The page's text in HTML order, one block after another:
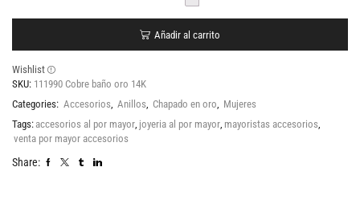
Añadir al carrito
Wishlist
SKU: 111990 Cobre baño oro 14K
Categories: Accesorios, Anillos, Chapado en oro, Mujeres
Tags: accesorios al por mayor, joyeria al por mayor, mayoristas accesorios,
venta por mayor accesorios
Share: